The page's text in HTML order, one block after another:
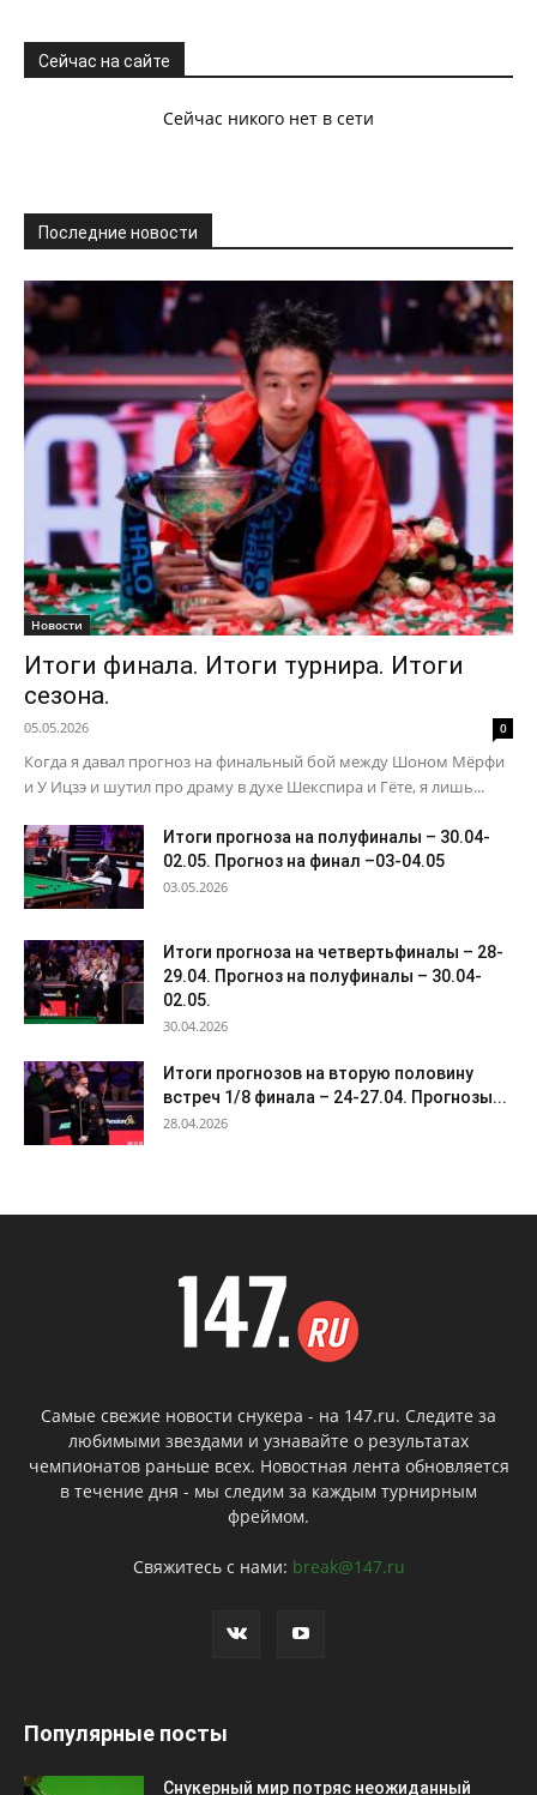
Сейчас на сайте
Сейчас никого нет в сети
Последние новости
Новости
Итоги финала. Итоги турнира. Итоги
сезона.
05.05.2026 0
Когда я давал прогноз на финальный бой между Шоном Мёрфи
и У Ицзэ и шутил про драму в духе Шекспира и Гёте, я лишь...
Итоги прогноза на полуфиналы – 30.04-
02.05. Прогноз на финал –03-04.05
03.05.2026
Итоги прогноза на четвертьфиналы – 28-
29.04. Прогноз на полуфиналы – 30.04-
02.05.
30.04.2026
Итоги прогнозов на вторую половину
встреч 1/8 финала – 24-27.04. Прогнозы...
28.04.2026
Самые свежие новости снукера - на 147.ru. Следите за
любимыми звездами и узнавайте о результатах
чемпионатов раньше всех. Новостная лента обновляется
в течение дня - мы следим за каждым турнирным
фреймом.
Свяжитесь с нами: break@147.ru
Популярные посты
Снукерный мир потряс неожиданный